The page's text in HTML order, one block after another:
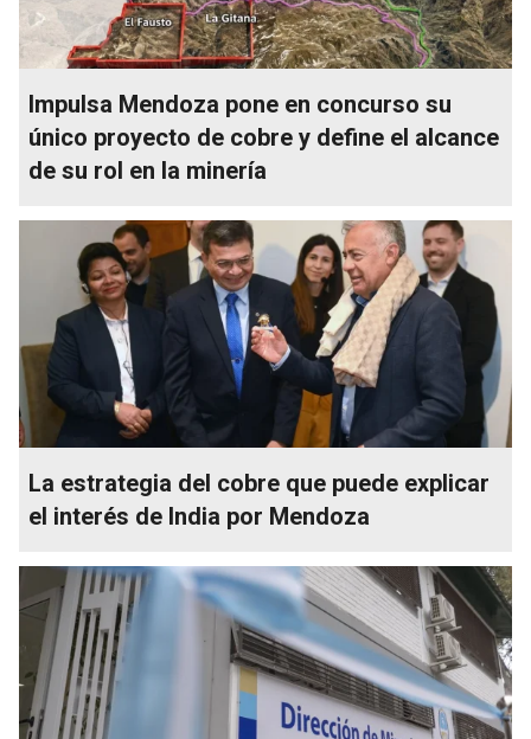
Impulsa Mendoza pone en concurso su
único proyecto de cobre y define el alcance
de su rol en la minería
La estrategia del cobre que puede explicar
el interés de India por Mendoza